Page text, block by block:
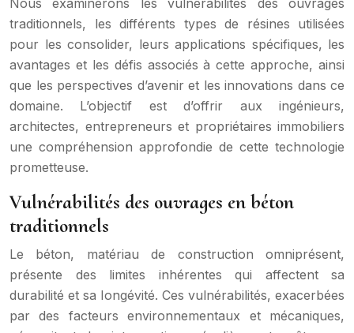
Nous examinerons les vulnérabilités des ouvrages
traditionnels, les différents types de résines utilisées
pour les consolider, leurs applications spécifiques, les
avantages et les défis associés à cette approche, ainsi
que les perspectives d’avenir et les innovations dans ce
domaine. L’objectif est d’offrir aux ingénieurs,
architectes, entrepreneurs et propriétaires immobiliers
une compréhension approfondie de cette technologie
prometteuse.
Vulnérabilités des ouvrages en béton
traditionnels
Le béton, matériau de construction omniprésent,
présente des limites inhérentes qui affectent sa
durabilité et sa longévité. Ces vulnérabilités, exacerbées
par des facteurs environnementaux et mécaniques,